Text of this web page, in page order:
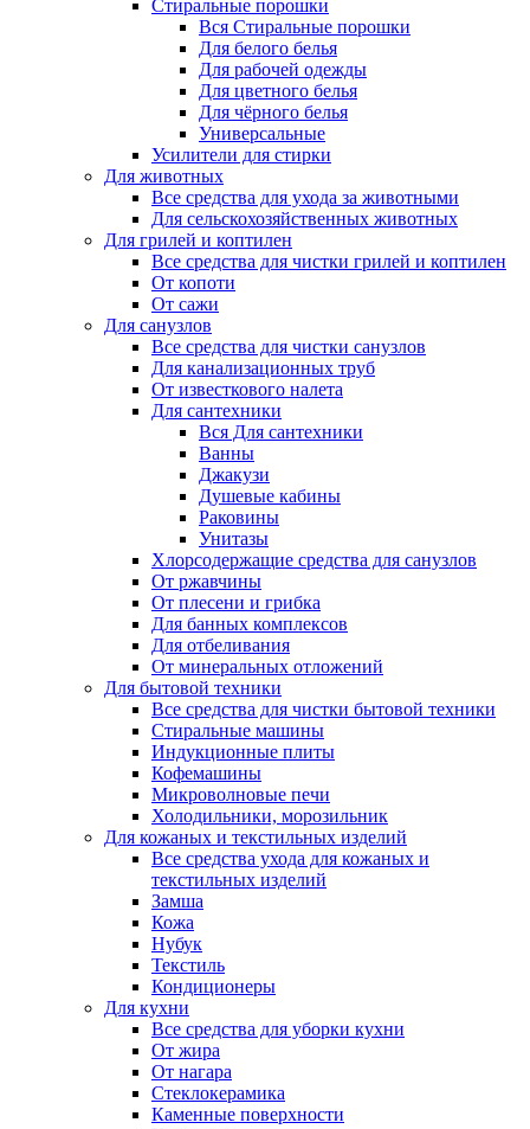
Стиральные порошки
Вся Стиральные порошки
Для белого белья
Для рабочей одежды
Для цветного белья
Для чёрного белья
Универсальные
Усилители для стирки
Для животных
Все средства для ухода за животными
Для сельскохозяйственных животных
Для грилей и коптилен
Все средства для чистки грилей и коптилен
От копоти
От сажи
Для санузлов
Все средства для чистки санузлов
Для канализационных труб
От известкового налета
Для сантехники
Вся Для сантехники
Ванны
Джакузи
Душевые кабины
Раковины
Унитазы
Хлорсодержащие средства для санузлов
От ржавчины
От плесени и грибка
Для банных комплексов
Для отбеливания
От минеральных отложений
Для бытовой техники
Все средства для чистки бытовой техники
Стиральные машины
Индукционные плиты
Кофемашины
Микроволновые печи
Холодильники, морозильник
Для кожаных и текстильных изделий
Все средства ухода для кожаных и
текстильных изделий
Замша
Кожа
Нубук
Текстиль
Кондиционеры
Для кухни
Все средства для уборки кухни
От жира
От нагара
Стеклокерамика
Каменные поверхности